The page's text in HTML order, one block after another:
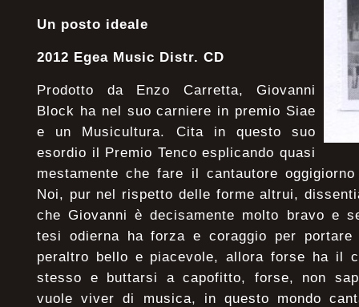
Un posto ideale
2012 Egea Music Distr. CD
Prodotto da Enzo Carretta, Giovanni
Block ha nel suo carniere in premio Siae
e un Musicultura. Cita in questo suo
esordio il Premio Tenco esplicando quasi
mestamente che fare il cantautore
Noi, pur nel rispetto delle forme altrui,
che Giovanni è decisamente molto bravo e
tesi odierna ha forza e coraggio per
peraltro bello e piacevole, allora forse ha il
stesso e buttarsi a capofitto, forse, non
vuole viver di musica, in questo mondo